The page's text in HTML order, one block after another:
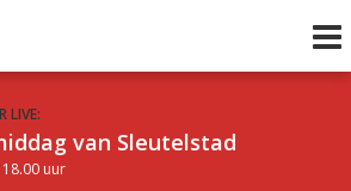
LIVE:
van Sleutelstad
uur